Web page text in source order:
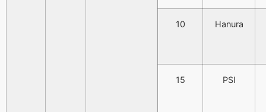
10 Hanura
15 PSI